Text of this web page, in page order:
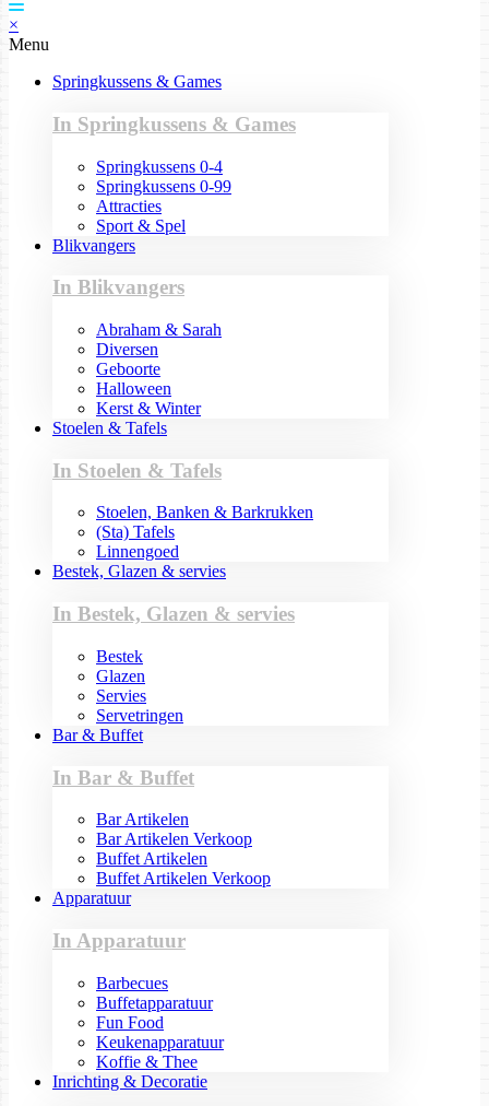
×
Menu
Springkussens & Games
In Springkussens & Games
Springkussens 0-4
Springkussens 0-99
Attracties
Sport & Spel
Blikvangers
In Blikvangers
Abraham & Sarah
Diversen
Geboorte
Halloween
Kerst & Winter
Stoelen & Tafels
In Stoelen & Tafels
Stoelen, Banken & Barkrukken
(Sta) Tafels
Linnengoed
Bestek, Glazen & servies
In Bestek, Glazen & servies
Bestek
Glazen
Servies
Servetringen
Bar & Buffet
In Bar & Buffet
Bar Artikelen
Bar Artikelen Verkoop
Buffet Artikelen
Buffet Artikelen Verkoop
Apparatuur
In Apparatuur
Barbecues
Buffetapparatuur
Fun Food
Keukenapparatuur
Koffie & Thee
Inrichting & Decoratie